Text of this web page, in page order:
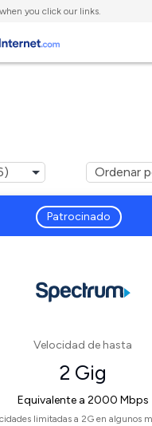
when you click our links.
Patrocinado
Velocidad de hasta
2 Gig
Equivalente a 2000 Mbps
limitadas a 2G en algunos